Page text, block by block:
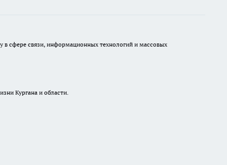
в сфере связи, информационных технологий и массовых
Кургана и области.